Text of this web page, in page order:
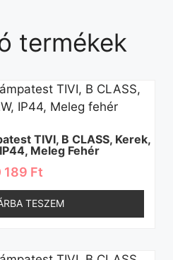
termékek
TIVI, B CLASS, Kerek,
Meleg Fehér
189 Ft
TESZEM